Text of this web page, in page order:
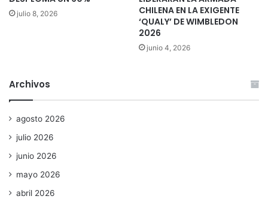
julio 8, 2026
CHILENA EN LA EXIGENTE
‘QUALY’ DE WIMBLEDON
2026
junio 4, 2026
Archivos
agosto 2026
julio 2026
junio 2026
mayo 2026
abril 2026